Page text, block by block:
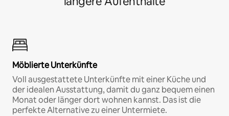
Möblierte Unterkünfte
Voll ausgestattete Unterkünfte mit einer Küche und
der idealen Ausstattung, damit du ganz bequem einen
Monat oder länger dort wohnen kannst. Das ist die
perfekte Alternative zu einer Untermiete.